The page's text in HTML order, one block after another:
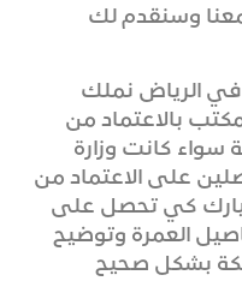
وسنقدم لك
الرياض نملك
بالاعتماد من
سواء كانت وزارة
على الاعتماد من
خيارك كي تحصل على
العمرة وتوضيح
بشكل صحيح